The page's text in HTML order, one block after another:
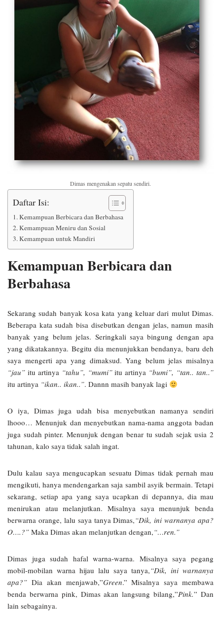
Dimas mengenakan sepatu sendiri.
Daftar Isi:
Kemampuan Berbicara dan Berbahasa
Kemampuan Meniru dan Sosial
Kemampuan untuk Mandiri
Kemampuan Berbicara dan
Berbahasa
Sekarang sudah banyak kosa kata yang keluar dari mulut Dimas.
Beberapa kata sudah bisa disebutkan dengan jelas, namun masih
banyak yang belum jelas. Seringkali saya bingung dengan apa
yang dikatakannya. Begitu dia menunjukkan bendanya, baru deh
saya mengerti apa yang dimaksud. Yang belum jelas misalnya
“jau” itu artinya “tahu”, “mumi”itu artinya “bumi”, “tan.. tan..”
itu artinya “ikan.. ikan..”. Dannn masih banyak lagi
O iya, Dimas juga udah bisa menyebutkan namanya sendiri
lhooo… Menunjuk dan menyebutkan nama-nama anggota badan
juga sudah pinter. Menunjuk dengan benar tu sudah sejak usia 2
tahunan, kalo saya tidak salah ingat.
Dulu kalau saya mengucapkan sesuatu Dimas tidak pernah mau
mengikuti, hanya mendengarkan saja sambil asyik bermain. Tetapi
sekarang, setiap apa yang saya ucapkan di depannya, dia mau
menirukan atau melanjutkan. Misalnya saya menunjuk benda
berwarna orange, lalu saya tanya Dimas,“Dik, ini warnanya apa?
O….?” Maka Dimas akan melanjutkan dengan,“…ren.”
Dimas juga sudah hafal warna-warna. Misalnya saya pegang
mobil-mobilan warna hijau lalu saya tanya,“Dik, ini warnanya
apa?” Dia akan menjawab,”Green.” Misalnya saya membawa
benda berwarna pink, Dimas akan langsung bilang,”Pink.” Dan
lain sebagainya.